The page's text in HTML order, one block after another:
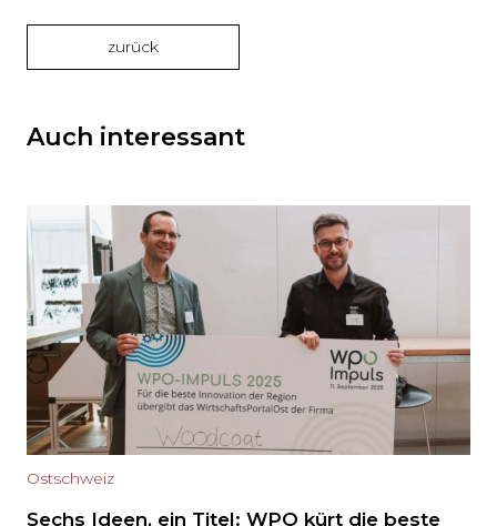
zurück
Auch interessant
Ostschweiz
Sechs Ideen, ein Titel: WPO kürt die beste